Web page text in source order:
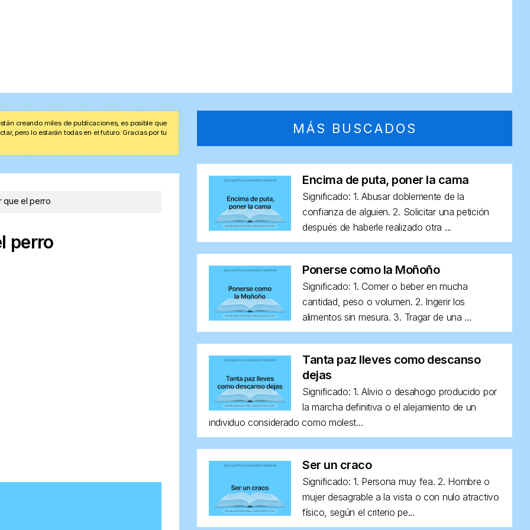
creando miles de publicaciones, es posible que
pero lo estarán todas en el futuro. Gracias por tu
que el perro
perro
MÁS BUSCADOS
Encima de puta, poner la cama
Significado: 1. Abusar doblemente de la
confianza de alguien. 2. Solicitar una petición
después de haberle realizado otra ...
Ponerse como la Moñoño
Significado: 1. Comer o beber en mucha
cantidad, peso o volumen. 2. Ingerir los
alimentos sin mesura. 3. Tragar de una ...
Tanta paz lleves como descanso
dejas
Significado: 1. Alivio o desahogo producido por
la marcha definitiva o el alejamiento de un
individuo considerado como molest...
Ser un craco
Significado: 1. Persona muy fea. 2. Hombre o
mujer desagrable a la vista o con nulo atractivo
físico, según el criterio pe...